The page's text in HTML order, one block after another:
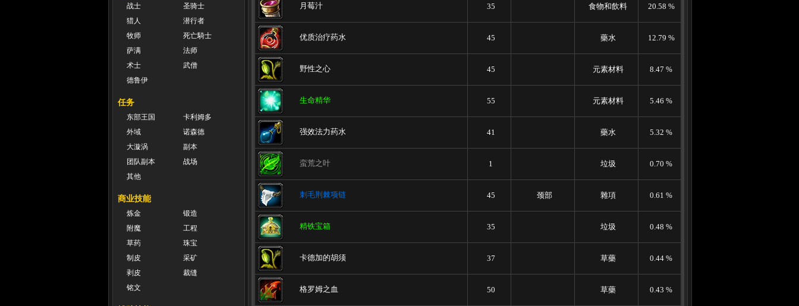
战士
圣骑士
猎人
潜行者
牧师
死亡騎士
萨满
法师
术士
武僧
德鲁伊
任务
东部王国
卡利姆多
外域
诺森德
大漩涡
副本
团队副本
战场
其他
商业技能
炼金
锻造
附魔
工程
草药
珠宝
制皮
采矿
剥皮
裁缝
铭文
月莓汁 35 食物和飲料 20.58 %
优质治疗药水 45 藥水 12.79 %
野性之心 45 元素材料 8.47 %
生命精华 55 元素材料 5.46 %
强效法力药水 41 藥水 5.32 %
蛮荒之叶 1 垃圾 0.70 %
刺毛荆棘项链 45 颈部 雜項 0.61 %
精铁宝箱 35 垃圾 0.48 %
卡德加的胡须 37 草藥 0.44 %
格罗姆之血 50 草藥 0.43 %